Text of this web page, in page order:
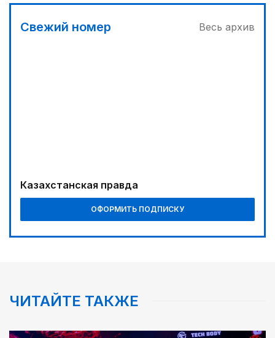
Свежий номер Весь архив
Казахстанская правда
ОФОРМИТЬ ПОДПИСКУ
ЧИТАЙТЕ ТАКЖЕ